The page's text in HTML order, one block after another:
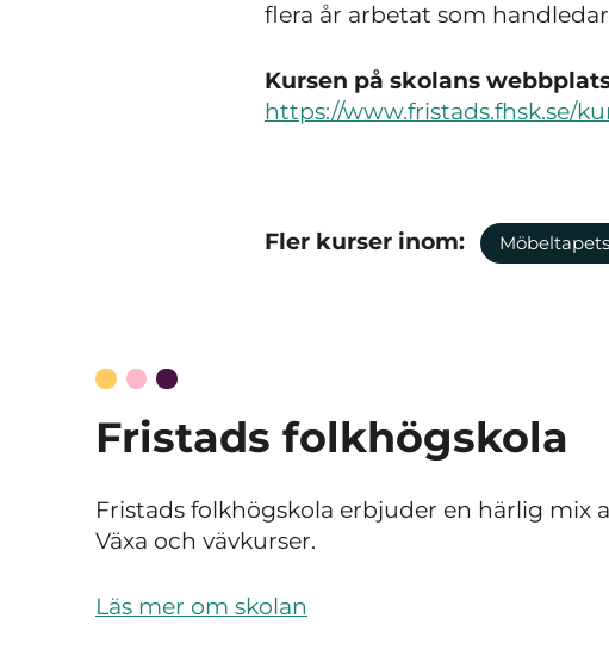
flera år arbetat som
Kursen på skolans
https://www.fristads.fhsk.se/
Fler kurser inom:
Fristads folkhögskola
Fristads folkhögskola erbjuder en härlig mix
Växa och vävkurser.
Läs mer om skolan